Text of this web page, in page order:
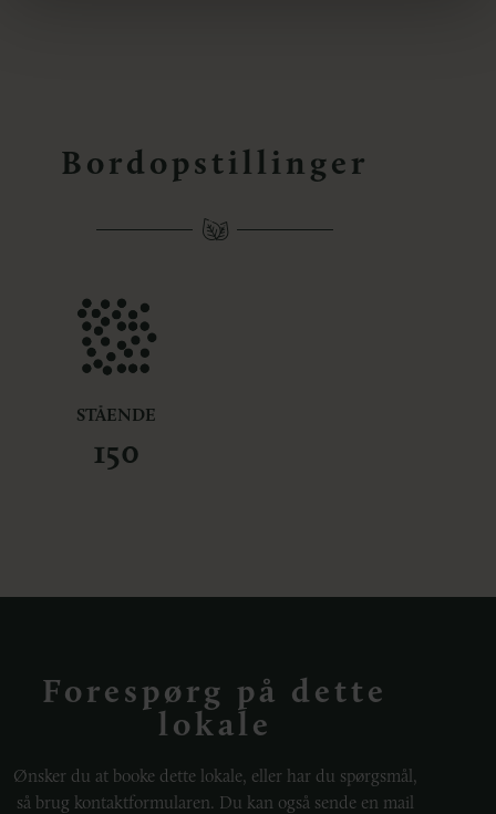
Bordopstillinger
STÅENDE
150
Forespørg på dette
lokale
Ønsker du at booke dette lokale, eller har du spørgsmål,
så brug kontaktformularen. Du kan også sende en mail